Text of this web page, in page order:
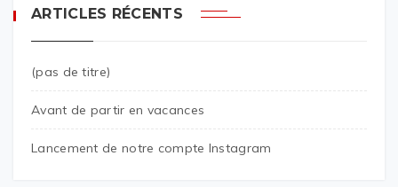
ARTICLES RÉCENTS
(pas de titre)
Avant de partir en vacances
Lancement de notre compte Instagram